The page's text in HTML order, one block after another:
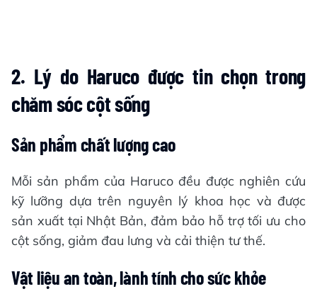
2. Lý do Haruco được tin chọn trong
chăm sóc cột sống
Sản phẩm chất lượng cao
Mỗi sản phẩm của Haruco đều được nghiên cứu
kỹ lưỡng dựa trên nguyên lý khoa học và được
sản xuất tại Nhật Bản, đảm bảo hỗ trợ tối ưu cho
cột sống, giảm đau lưng và cải thiện tư thế.
Vật liệu an toàn, lành tính cho sức khỏe